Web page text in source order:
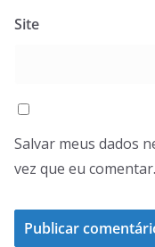
Site
Salvar meus dados
vez que eu comentar.